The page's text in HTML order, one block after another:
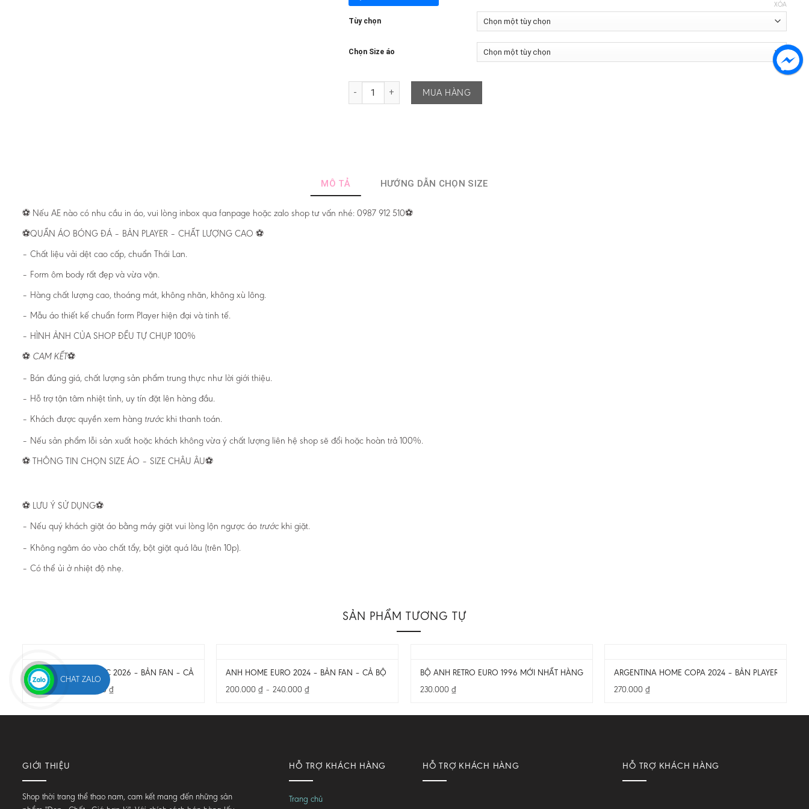
Tùy chọn
Chọn Size áo
XÓA
ANH AWAY WC 2026 – BẢN PLAYER – CHỈ CÓ ÁO số lượng
MUA HÀNG
MÔ TẢ HƯỚNG DẪN CHỌN SIZE
⚽️ Nếu AE nào có nhu cầu in áo, vui lòng inbox qua fanpage hoặc zalo shop tư vấn nhé: 0987 912 510⚽️
⚽️QUẦN ÁO BÓNG ĐÁ – BẢN PLAYER – CHẤT LƯỢNG CAO ⚽️
– Chất liệu vải dệt cao cấp, chuẩn Thái Lan.
– Form ôm body rất đẹp và vừa vặn.
– Hàng chất lượng cao, thoáng mát, không nhăn, không xù lông.
– Mẫu áo thiết kế chuẩn form Player hiện đại và tinh tế.
– HÌNH ẢNH CỦA SHOP ĐỀU TỰ CHỤP 100%
⚽️ CAM KẾT⚽️
– Bán đúng giá, chất lượng sản phẩm trung thực như lời giới thiệu.
– Hỗ trợ tận tâm nhiệt tình, uy tín đặt lên hàng đầu.
– Khách được quyền xem hàng trước khi thanh toán.
– Nếu sản phẩm lỗi sản xuất hoặc khách không vừa ý chất lượng liên hệ shop sẽ đổi hoặc hoàn trả 100%.
⚽️ THÔNG TIN CHỌN SIZE ÁO – SIZE CHÂU ÂU⚽️
⚽️ LƯU Ý SỬ DỤNG⚽️
– Nếu quý khách giặt áo bằng máy giặt vui lòng lộn ngược áo trước khi giặt.
– Không ngâm áo vào chất tẩy, bột giặt quá lâu (trên 10p).
– Có thể ủi ở nhiệt độ nhẹ.
SẢN PHẨM TƯƠNG TỰ
ANH SÂN KHÁCH WC 2026 – BẢN FAN – CẢ BỘ
230.000
295.000₫
ANH HOME EURO 2024 – BẢN FAN – CẢ BỘ
200.000₫ –240.000₫
BỘ ANH RETRO EURO 1996 MỚI NHẤT HÀNG SUPER FAKE THÁI
230.000 ₫
ARGENTINA HOME COPA 2024 – BẢN PLAYER – CHỈ
270.000₫
GIỚI THIỆU
Shop thời trang thể thao nam, cam kết mang đến những sản
HỖ TRỢ KHÁCH HÀNG
Trang chủ
HỖ TRỢ KHÁCH HÀNG HỖ TRỢ KHÁCH HÀNG
CHAT ZALO